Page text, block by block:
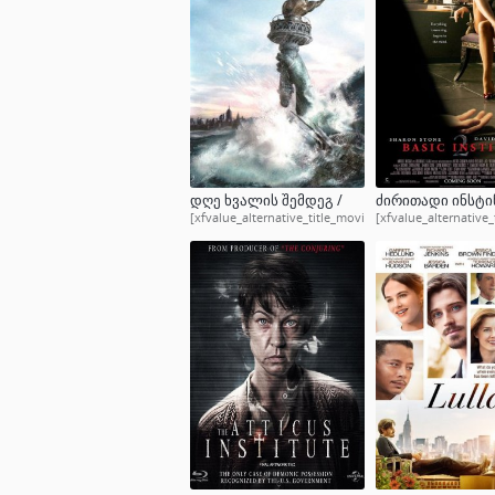
დღე ხვალის შემდეგ /
THE DAY AFTER
TOMORROW
[xfvalue_alternative_title_movie]
ძირითადი
BASIC INSTINCT 2